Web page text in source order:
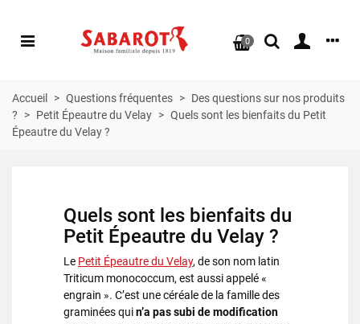
0
Accueil > Questions fréquentes > Des questions sur nos produits
?
> Petit Épeautre du Velay > Quels sont les bienfaits du Petit
Épeautre du Velay ?
Quels sont les bienfaits du
Petit Épeautre du Velay ?
Le Petit Épeautre du Velay, de son nom latin
Triticum monococcum, est aussi appelé «
engrain ». C’est une céréale de la famille des
graminées quin’a pas subi de modification